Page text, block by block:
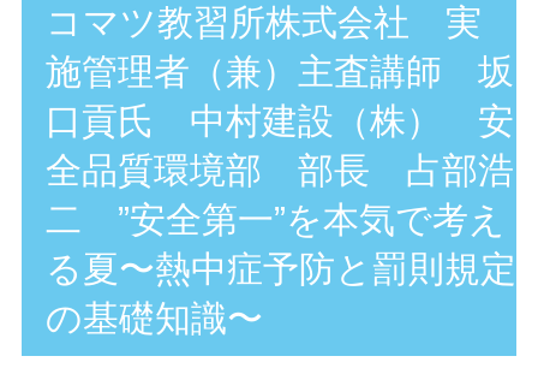
コマツ教習所株式会社 実
施管理者（兼）主査講師 坂
口貢氏 中村建設（株） 安
全品質環境部 部長 占部浩
二 ”安全第一”を本気で考え
る夏〜熱中症予防と罰則規定
の基礎知識〜